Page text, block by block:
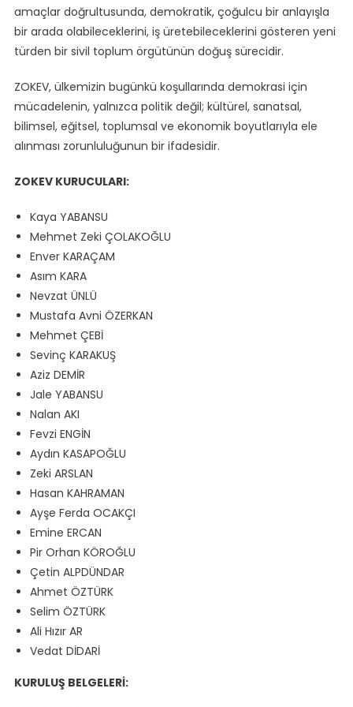
amaçlar doğrultusunda, demokratik, çoğulcu bir anlayışla
bir arada olabileceklerini, iş üretebileceklerini gösteren yeni
türden bir sivil toplum örgütünün doğuş sürecidir.
ZOKEV, ülkemizin bugünkü koşullarında demokrasi için
mücadelenin, yalnızca politik değil; kültürel, sanatsal,
bilimsel, eğitsel, toplumsal ve ekonomik boyutlarıyla ele
alınması zorunluluğunun bir ifadesidir.
ZOKEV KURUCULARI:
Kaya YABANSU
Mehmet Zeki ÇOLAKOĞLU
Enver KARAÇAM
Asım KARA
Nevzat ÜNLÜ
Mustafa Avni ÖZERKAN
Mehmet ÇEBİ
Sevinç KARAKUŞ
Aziz DEMİR
Jale YABANSU
Nalan AKI
Fevzi ENGİN
Aydın KASAPOĞLU
Zeki ARSLAN
Hasan KAHRAMAN
Ayşe Ferda OCAKÇI
Emine ERCAN
Pir Orhan KÖROĞLU
Çetin ALPDÜNDAR
Ahmet ÖZTÜRK
Selim ÖZTÜRK
Ali Hızır AR
Vedat DİDARİ
KURULUŞ BELGELERİ: